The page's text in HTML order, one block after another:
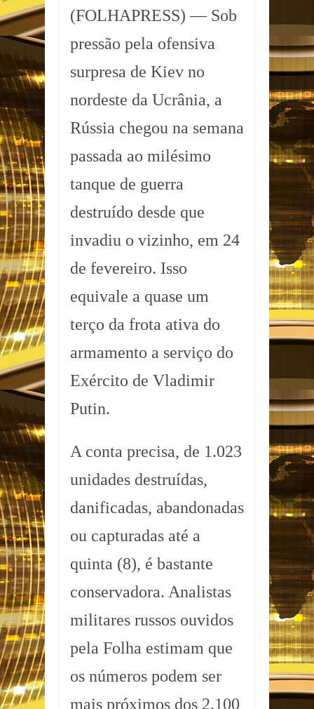
(FOLHAPRESS) — Sob
pressão pela ofensiva
surpresa de Kiev no
nordeste da Ucrânia, a
Rússia chegou na semana
passada ao milésimo
tanque de guerra
destruído desde que
invadiu o vizinho, em 24
de fevereiro. Isso
equivale a quase um
terço da frota ativa do
armamento a serviço do
Exército de Vladimir
Putin.
A conta precisa, de 1.023
unidades destruídas,
danificadas, abandonadas
ou capturadas até a
quinta (8), é bastante
conservadora. Analistas
militares russos ouvidos
pela Folha estimam que
os números podem ser
mais próximos dos 2.100